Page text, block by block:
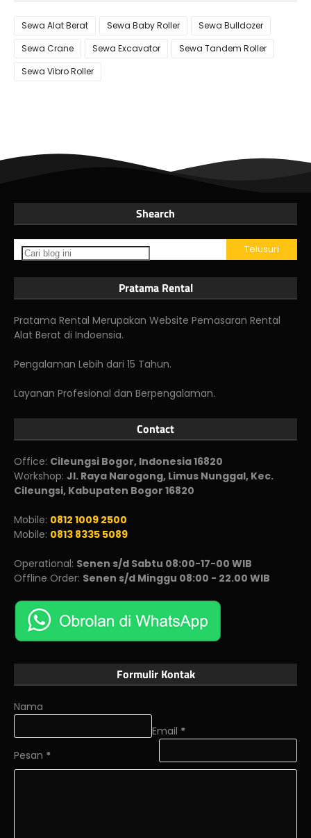
Sewa Alat Berat Sewa Baby Roller
Sewa Bulldozer
Sewa Crane
Sewa Excavator
Sewa Tandem Roller
Sewa Vibro Roller
Shearch
Pratama Rental
Pratama Rental Merupakan Website Pemasaran Rental
Alat Berat di Indoensia.
Pengalaman Lebih dari 15 Tahun.
Layanan Profesional dan Berpengalaman.
Contact
Office: Cileungsi Bogor, Indonesia 16820
Workshop: Jl. Raya Narogong, Limus Nunggal, Kec.
Cileungsi, Kabupaten Bogor 16820
Mobile: 0812 1009 2500
Mobile: 0813 8335 5089
Operational: Senen s/d Sabtu 08:00-17-00 WIB
Offline Order: Senen s/d Minggu 08:00 - 22.00 WIB
Formulir Kontak
Nama
Email *
Pesan *